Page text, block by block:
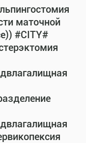
маточной
#CITY#